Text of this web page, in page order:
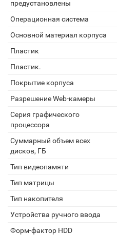
предустановлены
Операционная система
Основной материал корпуса
Пластик
Пластик.
Покрытие корпуса
Разрешение Web-камеры
Серия графического
процессора
Суммарный объем всех
дисков, ГБ
Тип видеопамяти
Тип матрицы
Тип накопителя
Устройства ручного ввода
Форм-фактор HDD